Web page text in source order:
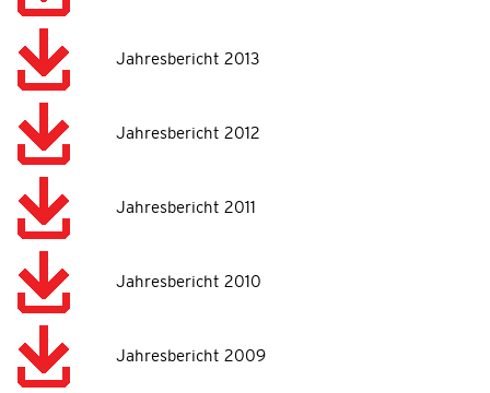
Jahresbericht 2013
Jahresbericht 2012
Jahresbericht 2011
Jahresbericht 2010
Jahresbericht 2009